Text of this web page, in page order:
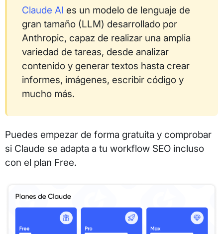
Claude AI es un modelo de lenguaje de
gran tamaño (LLM) desarrollado por
Anthropic, capaz de realizar una amplia
variedad de tareas, desde analizar
contenido y generar textos hasta crear
informes, imágenes, escribir código y
mucho más.
Puedes empezar de forma gratuita y comprobar
si Claude se adapta a tu workflow SEO incluso
con el plan Free.